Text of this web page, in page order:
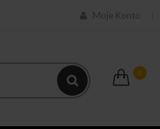
Moje Konto
0